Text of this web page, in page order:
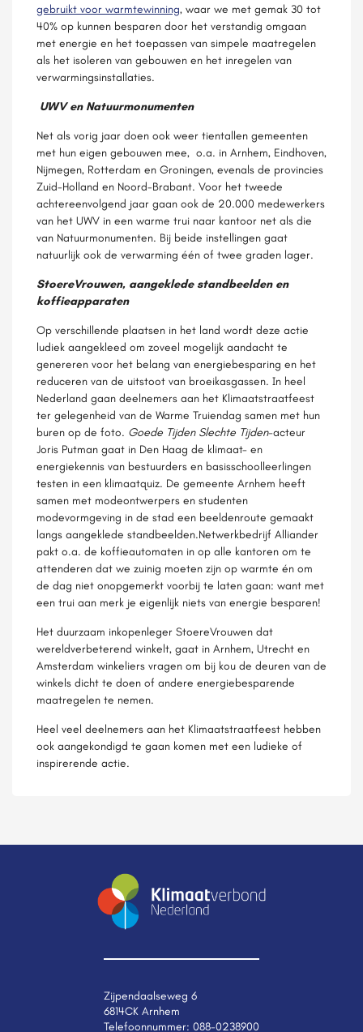
gebruikt voor warmtewinning, waar we met gemak 30 tot
40% op kunnen besparen door het verstandig omgaan
met energie en het toepassen van simpele maatregelen
als het isoleren van gebouwen en het inregelen van
verwarmingsinstallaties.
UWV en Natuurmonumenten
Net als vorig jaar doen ook weer tientallen gemeenten
met hun eigen gebouwen mee, o.a. in Arnhem, Eindhoven,
Nijmegen, Rotterdam en Groningen, evenals de provincies
Zuid-Holland en Noord-Brabant. Voor het tweede
achtereenvolgend jaar gaan ook de 20.000 medewerkers
van het UWV in een warme trui naar kantoor net als die
van Natuurmonumenten. Bij beide instellingen gaat
natuurlijk ook de verwarming één of twee graden lager.
StoereVrouwen, aangeklede standbeelden en
koffieapparaten
Op verschillende plaatsen in het land wordt deze actie
ludiek aangekleed om zoveel mogelijk aandacht te
genereren voor het belang van energiebesparing en het
reduceren van de uitstoot van broeikasgassen. In heel
Nederland gaan deelnemers aan het Klimaatstraatfeest
ter gelegenheid van de Warme Truiendag samen met hun
buren op de foto. Goede Tijden Slechte Tijden-acteur
Joris Putman gaat in Den Haag de klimaat- en
energiekennis van bestuurders en basisschoolleerlingen
testen in een klimaatquiz. De gemeente Arnhem heeft
samen met modeontwerpers en studenten
modevormgeving in de stad een beeldenroute gemaakt
langs aangeklede standbeelden.Netwerkbedrijf Alliander
pakt o.a. de koffieautomaten in op alle kantoren om te
attenderen dat we zuinig moeten zijn op warmte én om
de dag niet onopgemerkt voorbij te laten gaan: want met
een trui aan merk je eigenlijk niets van energie besparen!
Het duurzaam inkopenleger StoereVrouwen dat
wereldverbeterend winkelt, gaat in Arnhem, Utrecht en
Amsterdam winkeliers vragen om bij kou de deuren van de
winkels dicht te doen of andere energiebesparende
maatregelen te nemen.
Heel veel deelnemers aan het Klimaatstraatfeest hebben
ook aangekondigd te gaan komen met een ludieke of
inspirerende actie.
Zijpendaalseweg 6
6814CK Arnhem
Telefoonnummer: 088-0238900